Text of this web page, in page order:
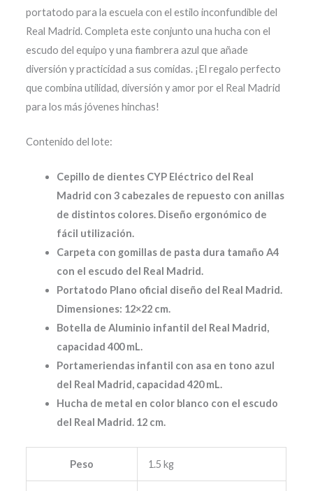
portatodo para la escuela con el estilo inconfundible del
Real Madrid. Completa este conjunto una hucha con el
escudo del equipo y una fiambrera azul que añade
diversión y practicidad a sus comidas. ¡El regalo perfecto
que combina utilidad, diversión y amor por el Real Madrid
para los más jóvenes hinchas!
Contenido del lote:
Cepillo de dientes CYP Eléctrico del Real
Madrid con 3 cabezales de repuesto con anillas
de distintos colores. Diseño ergonómico de
fácil utilización.
Carpeta con gomillas de pasta dura tamaño A4
con el escudo del Real Madrid.
Portatodo Plano oficial diseño del Real Madrid.
Dimensiones: 12×22 cm.
Botella de Aluminio infantil del Real Madrid,
capacidad 400 mL.
Portameriendas infantil con asa en tono azul
del Real Madrid, capacidad 420 mL.
Hucha de metal en color blanco con el escudo
del Real Madrid. 12 cm.
Peso 1.5 kg